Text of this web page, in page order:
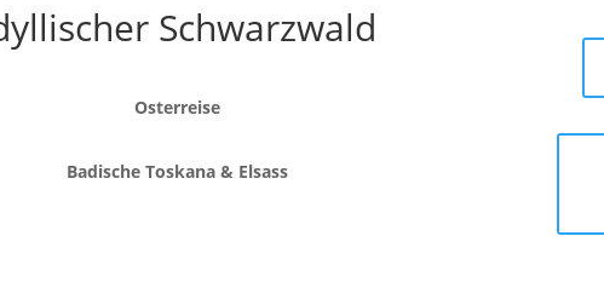
Schwarzwald
Osterreise
Badische Toskana & Elsass